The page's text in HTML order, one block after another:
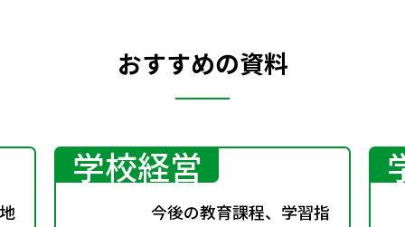
おすすめの資料
学校経営
今後の教育課程、学習指